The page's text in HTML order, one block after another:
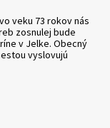
veku 73 rokov nás
zosnulej bude
v Jelke. Obecný
vyslovujú